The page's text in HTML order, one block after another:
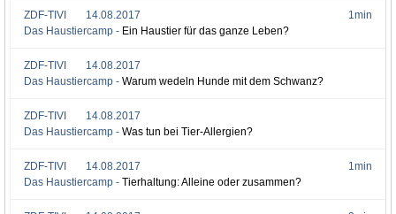
1min
ZDF-TIVI
14.08.2017
Das Haustiercamp - Ein Haustier für das ganze Leben?
ZDF-TIVI
14.08.2017
Das Haustiercamp - Warum wedeln Hunde mit dem Schwanz?
ZDF-TIVI
14.08.2017
Das Haustiercamp - Was tun bei Tier-Allergien?
1min
ZDF-TIVI
14.08.2017
Das Haustiercamp - Tierhaltung: Alleine oder zusammen?